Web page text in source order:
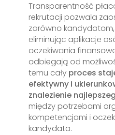
Transparentność
rekrutacji pozwala
zarówno kandydatom,
eliminując aplikacje
oczekiwania
odbiegają od
temu cały proces
efektywny i
znalezienie
między potrzebami
kompetencjami i
kandydata.